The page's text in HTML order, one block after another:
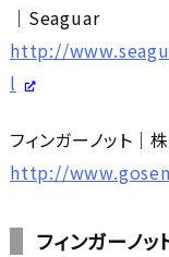
｜Seaguar
http://
l
フィンガーノット｜
http://
フィンガーノ